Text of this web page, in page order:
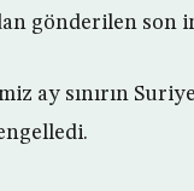
gönderilen son
ay sınırın